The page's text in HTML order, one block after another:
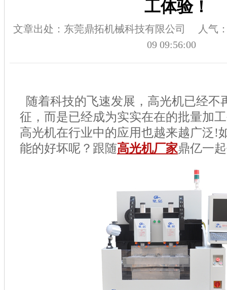
工体验！
文章出处：东莞鼎拓机械科技有限公司
人气
09 09:56:00
随着科技的飞速发展，高光机已经不
征，而是已经成为实实在在的批量加
高光机在行业中的应用也越来越广泛 !
能的好坏呢？跟随高光机厂家鼎亿一